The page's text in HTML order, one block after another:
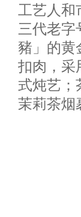
工艺人和
三代老字
豬」的黄
扣肉，采
式炖艺；
茉莉茶烟